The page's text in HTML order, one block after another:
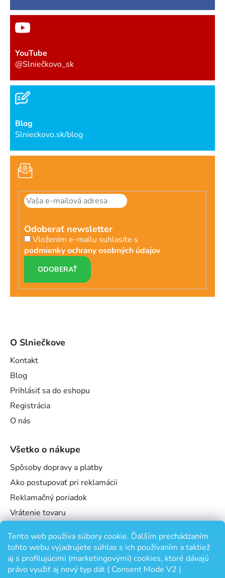
Tento web používa súbory cookie. Ďalším prechádzaním
tohto webu vyjadrujete súhlas s ich používaním a taktiež
aj s profilujúcimi (marketingovými) cookies, ktoré dávajú
právo využiť aj nový typ dát ( Consent Mode V2 )
YouTube
@Slniečkovo_sk
Blog
Slnieckovo.sk/blog
Odoberať newsletter
Vložením e-mailu suhlasíte s
podmienky ochrany osobných údajov
PRIHLÁSIŤ
SA
O Slniečkove
Kontakt
Blog
Prihlásiť sa do eshopu
Registrácia
O nás
Všetko o nákupe
Spôsoby dopravy a platby
Ako postupovať pri reklamácii
Reklamačný poriadok
Vrátenie tovaru
Podmienky ochrany osobných údajov
Odstúpenie od zmluvy